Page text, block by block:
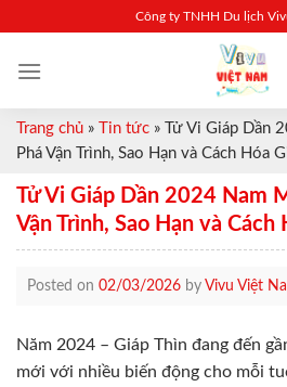
content
Công ty TNHH Du lịch
Trang chủ » Tin tức »
Tử Vi Giáp Dần
Phá Vận Trình, Sao Hạn và Cách Hóa
Tử Vi Giáp Dần 2024 Nam
Vận Trình, Sao Hạn và Cách
Posted on 02/03/2026 by Vivu Việt
Năm 2024 – Giáp Thìn đang đến
mới với nhiều biến động cho mỗi